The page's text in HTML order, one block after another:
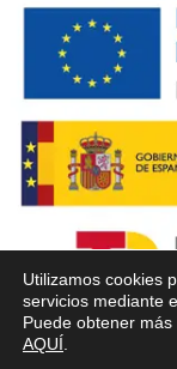
Utilizamos cookies
servicios mediante
Puede obtener
AQUÍ